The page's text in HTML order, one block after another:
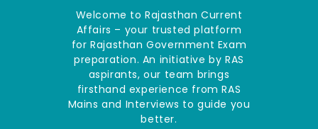
Welcome to Rajasthan Current
Affairs – your trusted platform
for Rajasthan Government Exam
preparation. An initiative by RAS
aspirants, our team brings
firsthand experience from RAS
Mains and Interviews to guide you
better.